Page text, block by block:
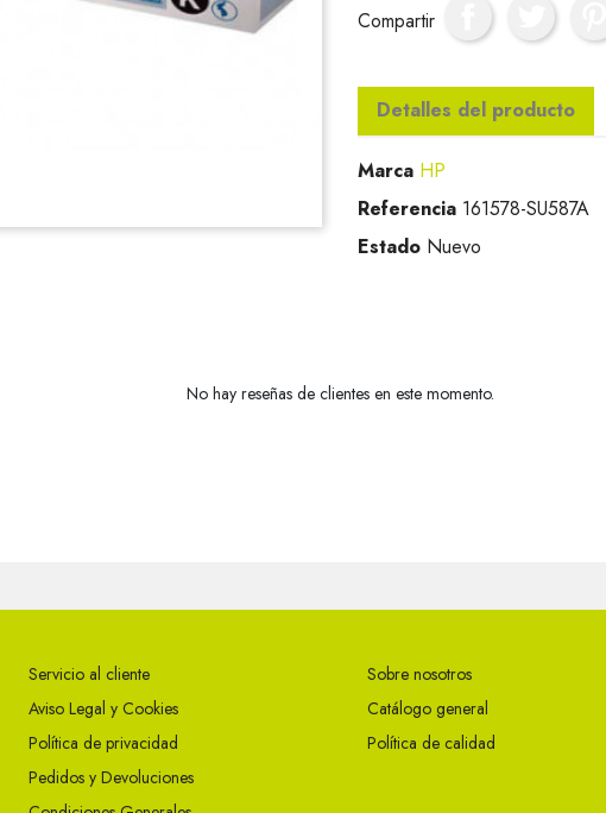
Compartir
Detalles del producto
Marca HP
Referencia 161578-SU587A
Estado Nuevo
No hay reseñas de clientes en este momento.
Servicio al cliente
Aviso Legal y Cookies
Política de privacidad
Pedidos y Devoluciones
Sobre nosotros
Catálogo general
Política de calidad